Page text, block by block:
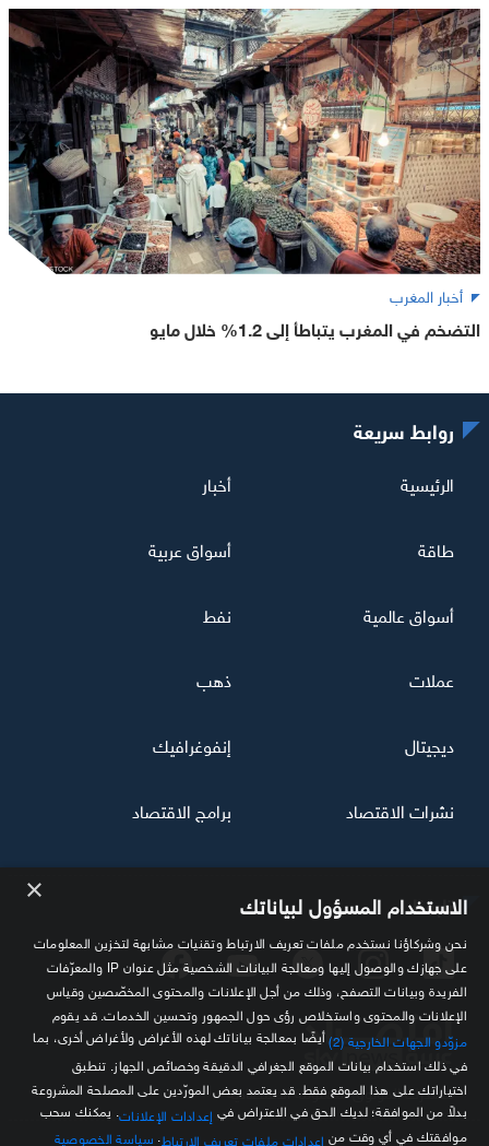
أخبار المغرب
التضخم في المغرب يتباطأ إلى 1.2% خلال مايو
تابعنا
مصدرك الموثوق للمعلومة الاقتصادية
روابط سريعة
الرئيسية أخبار
طاقة أسواق عربية
أسواق عالمية نفط
عملات ذهب
ديجيتال إنفوغرافيك
نشرات الاقتصاد برامج الاقتصاد
× الاستخدام المسؤول لبياناتك
نحن وشركاؤنا نستخدم ملفات تعريف الارتباط وتقنيات مشابهة لتخزين المعلومات
على جهازك والوصول إليها ومعالجة البيانات الشخصية مثل عنوان IP والمعرّفات
الفريدة وبيانات التصفح، وذلك من أجل الإعلانات والمحتوى المخصّصين وقياس
الإعلانات والمحتوى واستخلاص رؤى حول الجمهور وتحسين الخدمات. قد يقوم
مزوّدو الجهات الخارجية (2)
أيضًا بمعالجة بياناتك لهذه الأغراض ولأغراض أخرى، بما
في ذلك استخدام بيانات الموقع الجغرافي الدقيقة وخصائص الجهاز. تنطبق
اختياراتك على هذا الموقع فقط. قد يعتمد بعض المورّدين على المصلحة المشروعة
بدلاً من الموافقة؛ لديك الحق في الاعتراض في إعدادات الإعلانات . يمكنك سحب
موافقتك في أي وقت من إعدادات ملفات تعريف الارتباط سياسة الخصوصية